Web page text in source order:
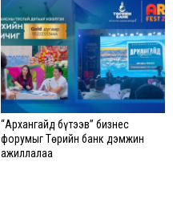
“Архангайд бүтээв” бизнес
форумыг Төрийн банк дэмжин
ажиллалаа